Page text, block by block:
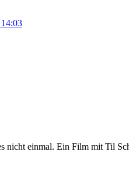
nicht einmal. Ein Film mit Til